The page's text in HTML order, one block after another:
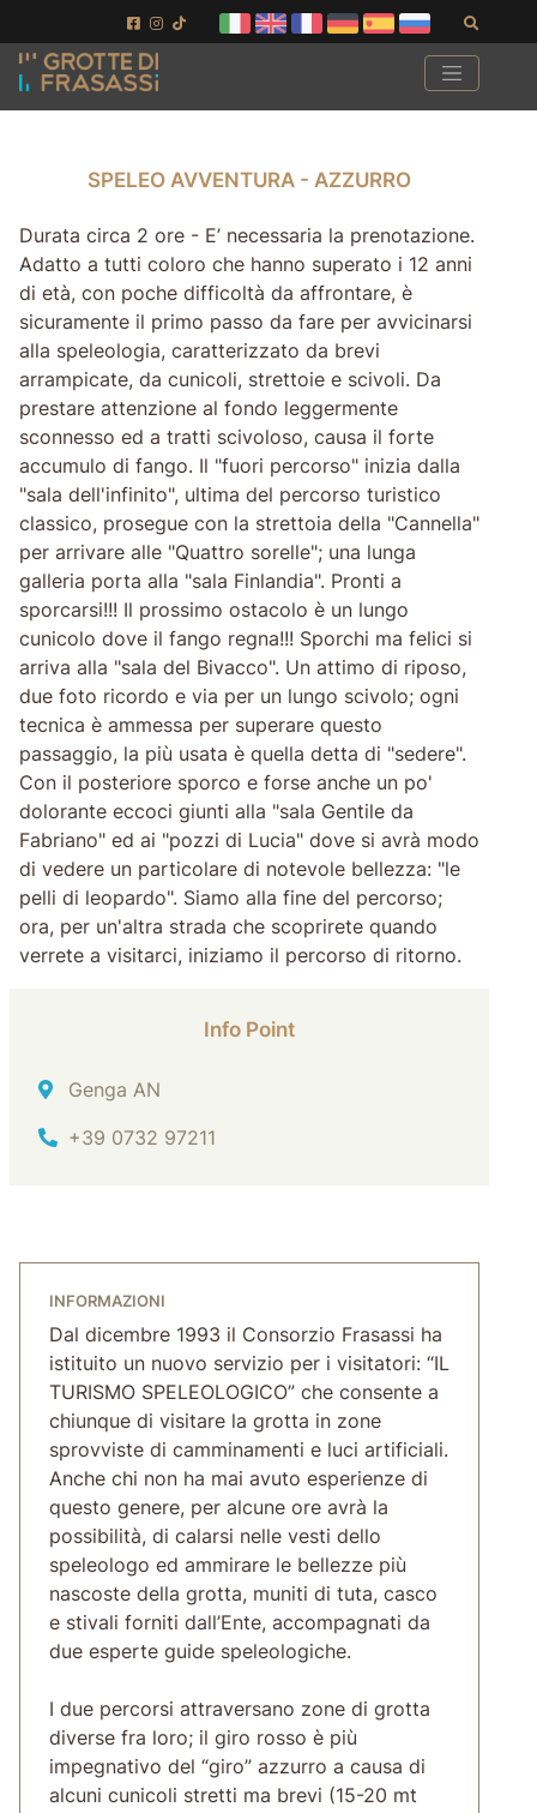
Vai ai contenuti della pagina
Vai al pié di pagina
SPELEO AVVENTURA - AZZURRO
Durata circa 2 ore - E’ necessaria la prenotazione.
Adatto a tutti coloro che hanno superato i 12 anni
di età, con poche difficoltà da affrontare, è
sicuramente il primo passo da fare per avvicinarsi
alla speleologia, caratterizzato da brevi
arrampicate, da cunicoli, strettoie e scivoli. Da
prestare attenzione al fondo leggermente
sconnesso ed a tratti scivoloso, causa il forte
accumulo di fango. Il "fuori percorso" inizia dalla
"sala dell'infinito", ultima del percorso turistico
classico, prosegue con la strettoia della "Cannella"
per arrivare alle "Quattro sorelle"; una lunga
galleria porta alla "sala Finlandia". Pronti a
sporcarsi!!! Il prossimo ostacolo è un lungo
cunicolo dove il fango regna!!! Sporchi ma felici si
arriva alla "sala del Bivacco". Un attimo di riposo,
due foto ricordo e via per un lungo scivolo; ogni
tecnica è ammessa per superare questo
passaggio, la più usata è quella detta di "sedere".
Con il posteriore sporco e forse anche un po'
dolorante eccoci giunti alla "sala Gentile da
Fabriano" ed ai "pozzi di Lucia" dove si avrà modo
di vedere un particolare di notevole bellezza: "le
pelli di leopardo". Siamo alla fine del percorso;
ora, per un'altra strada che scoprirete quando
verrete a visitarci, iniziamo il percorso di ritorno.
Info Point
Indirizzo
Genga AN
Tel.
+39 0732 97211
INFORMAZIONI
Dal dicembre 1993 il Consorzio Frasassi ha
istituito un nuovo servizio per i visitatori: “IL
TURISMO SPELEOLOGICO” che consente a
chiunque di visitare la grotta in zone
sprovviste di camminamenti e luci artificiali.
Anche chi non ha mai avuto esperienze di
questo genere, per alcune ore avrà la
possibilità, di calarsi nelle vesti dello
speleologo ed ammirare le bellezze più
nascoste della grotta, muniti di tuta, casco
e stivali forniti dall’Ente, accompagnati da
due esperte guide speleologiche.
I due percorsi attraversano zone di grotta
diverse fra loro; il giro rosso è più
impegnativo del “giro” azzurro a causa di
alcuni cunicoli stretti ma brevi (15-20 mt